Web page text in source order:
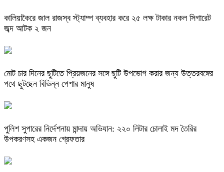
কালিয়াকৈরে জাল রাজস্ব স্ট্যাম্প ব্যবহার করে ২৫ লক্ষ টাকার নকল সিগারেট
জব্দ আটক ২ জন
মোট চার দিনের ছুটিতে প্রিয়জনের সঙ্গে ছুটি উপভোগ করার জন্য উত্তরবঙ্গের
পথে ছুটছেন বিভিন্ন পেশার মানুষ
পুলিশ সুপারের নির্দেশনায় মান্দায় অভিযান: ২২০ লিটার চোলাই মদ তৈরির
উপকরণসহ একজন গ্রেফতার